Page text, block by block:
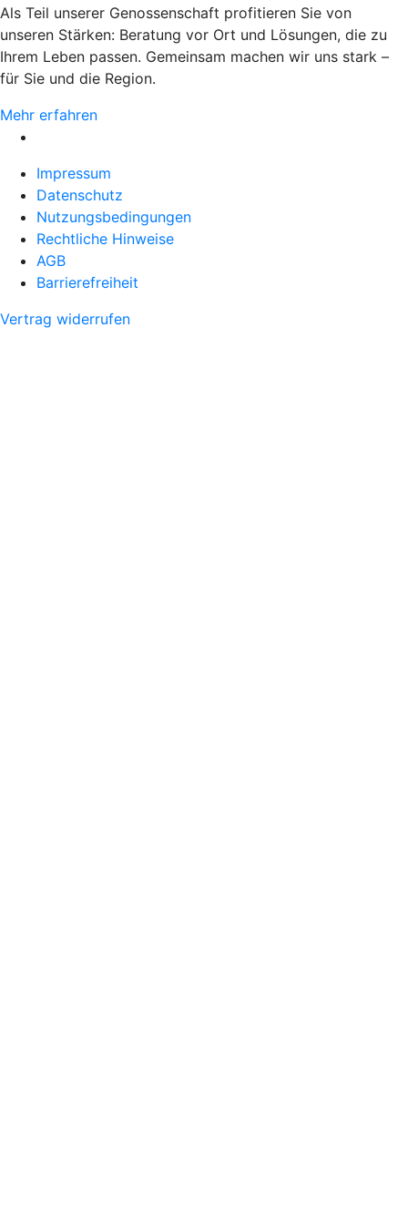
Als Teil unserer Genossenschaft profitieren Sie von
unseren Stärken: Beratung vor Ort und Lösungen, die zu
Ihrem Leben passen. Gemeinsam machen wir uns stark –
für Sie und die Region.
Mehr erfahren
Impressum
Datenschutz
Nutzungsbedingungen
Rechtliche Hinweise
AGB
Barrierefreiheit
Vertrag widerrufen